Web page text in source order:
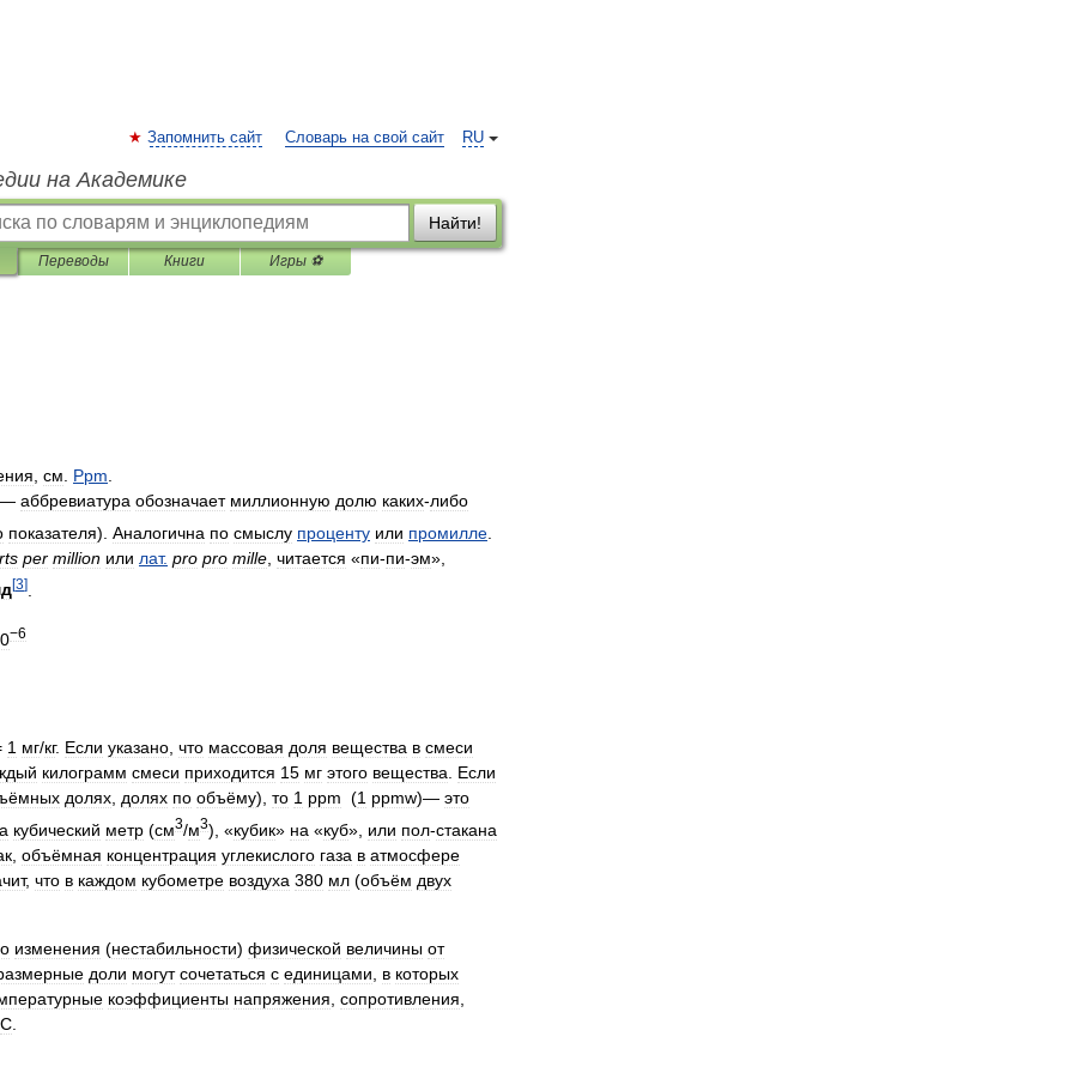
RU
Запомнить сайт Словарь на свой сайт
на Академике
Найти!
Переводы Книги Игры ⚽
см Ppm
аббревиатура обозначает миллионную долю каких-либо
показателя). Аналогична по смыслу проценту или промилле
per million или лат. pro pro mille читается «пи-пи-эм»,
[3]
−6
1 мг/кг. Если указано что массовая доля вещества в смеси
килограмм смеси приходится 15 мг этого вещества
Если
долях долях по объёму), то 1 ppm (1 ppmw)— это
кубический метр (см3/м3), «кубик» на «куб», или пол-стакана
объёмная концентрация углекислого газа в атмосфере
, что в каждом кубометре воздуха 380 мл (объём двух
изменения (нестабильности) физической величины от
доли могут сочетаться с единицами в которых
коэффициенты напряжения сопротивления
C